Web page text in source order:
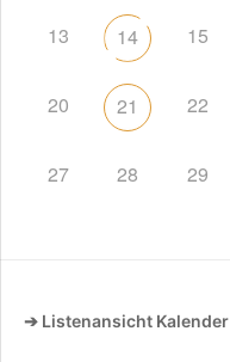
13 14 15
20 21 22
27 28 29
➔ Listenansicht Kalender